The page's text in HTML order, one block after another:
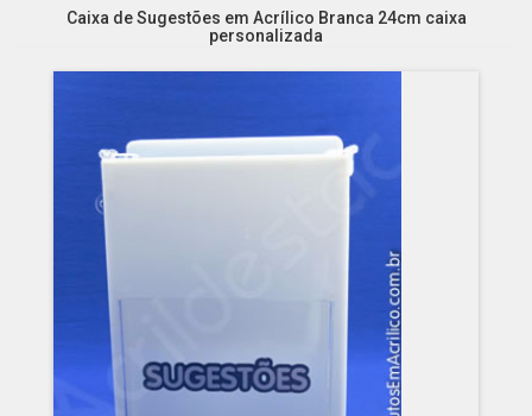
Caixa de Sugestões em Acrílico Branca 24cm caixa
personalizada